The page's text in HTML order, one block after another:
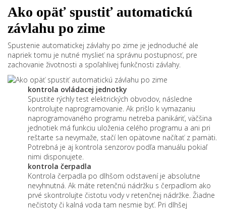
Ako opäť spustiť automatickú
závlahu po zime
Spustenie automatickej závlahy po zime je jednoduché ale
napriek tomu je nutné myslieť na správnu postupnosť, pre
zachovanie životnosti a spoľahlivej funkčnosti závlahy.
kontrola ovládacej jednotky
Spustite rýchly test elektrických obvodov, následne
kontrolujte naprogramovanie. Ak prišlo k vymazaniu
naprogramovaného programu netreba panikáriť, väčšina
jednotiek má funkciu uloženia celého programu a ani pri
reštarte sa nevymaže, stačí len opätovne načítať z pamäti.
Potrebná je aj kontrola senzorov podľa manuálu pokiaľ
nimi disponujete.
kontrola čerpadla
Kontrola čerpadla po dlhšom odstavení je absolutne
nevyhnutná. Ak máte retenčnú nádržku s čerpadlom ako
prvé skontrolujte čistotu vody v retenčnej nádržke. Žiadne
nečistoty či kalná voda tam nesmie byť. Pri dlhšej